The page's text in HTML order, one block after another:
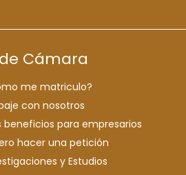
Cámara
me matriculo?
con nosotros
beneficios para empresarios
hacer una petición
y Estudios